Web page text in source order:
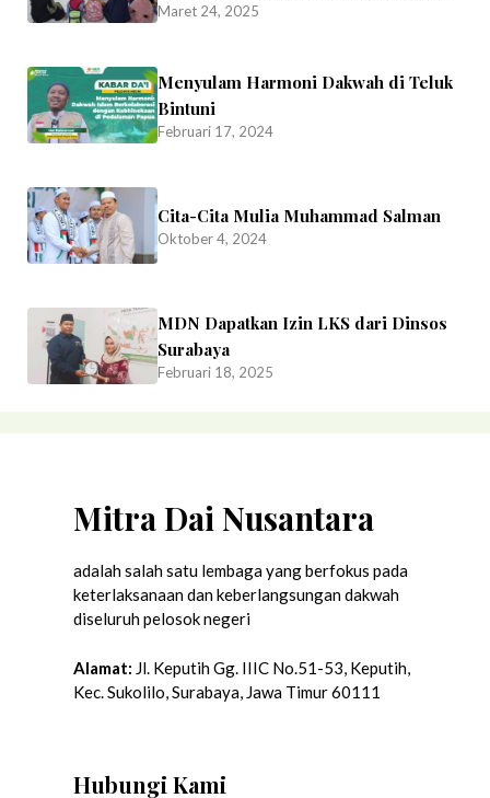
Ikhlas Karangrejo
Maret 24, 2025
Menyulam Harmoni Dakwah di Teluk
Bintuni
Februari 17, 2024
Cita-Cita Mulia Muhammad Salman
Oktober 4, 2024
MDN Dapatkan Izin LKS dari Dinsos
Surabaya
Februari 18, 2025
Mitra Dai Nusantara
adalah salah satu lembaga yang berfokus pada
keterlaksanaan dan keberlangsungan dakwah
diseluruh pelosok negeri
Alamat: Jl. Keputih Gg. IIIC No.51-53, Keputih,
Kec. Sukolilo, Surabaya, Jawa Timur 60111
Hubungi Kami